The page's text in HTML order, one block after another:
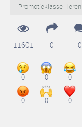
Promotieklasse Heren
11601 0 0
0 0 0
0 0 0